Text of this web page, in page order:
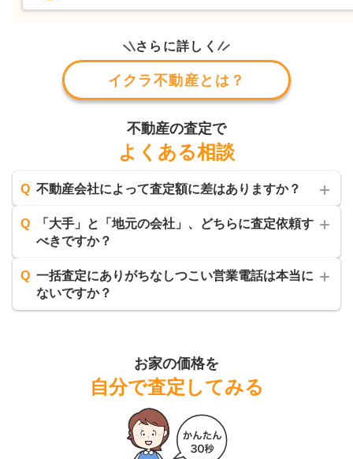
さらに詳しく
イクラ不動産とは？
不動産の査定で
よくある相談
Q 不動産会社によって査定額に差はありますか？
Q
「大手」と「地元の会社」、どちらに査定依頼す
べきですか？
Q 一括査定にありがちなしつこい営業電話は本当に
ないですか？
お家の価格を
自分で査定してみる